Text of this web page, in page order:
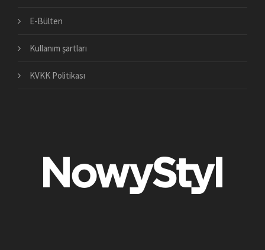
E-Bülten
Kullanım şartları
KVKK Politikası